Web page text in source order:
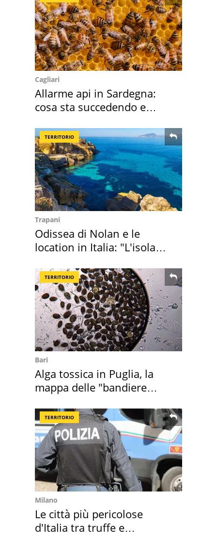
Cagliari
Allarme api in Sardegna:
cosa sta succedendo e
TERRITORIO
Trapani
Odissea di Nolan e le
location in Italia: "L'isola
TERRITORIO
Bari
Alga tossica in Puglia, la
mappa delle "bandiere
TERRITORIO
Milano
Le città più pericolose
d'Italia tra truffe e